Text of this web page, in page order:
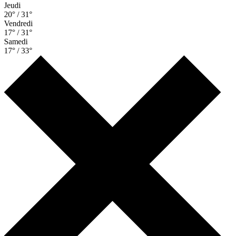
Jeudi
20° / 31°
Vendredi
17° / 31°
Samedi
17° / 33°